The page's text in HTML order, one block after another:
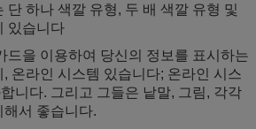
단 하나 색깔 유형, 두 배 색깔 유형 및
있습니다
드을 이용하여 당신의 정보를 표시하는
온라인 시스템 있습니다; 온라인 시스
니다. 그리고 그들은 낱말, 그림, 각각
해서 좋습니다.